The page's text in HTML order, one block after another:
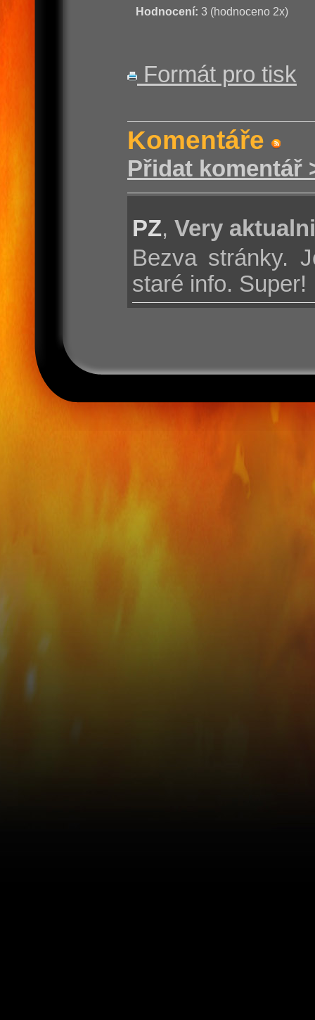
Hodnocení: 3 (hodnoceno 2x)
Formát pro tisk
Komentáře
Přidat komentář
PZ, Very aktualni
Bezva stránky.
staré info. Super!